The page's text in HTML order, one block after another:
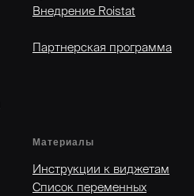
Внедрение Roistat
Партнерская программа
Материалы
Инструкции к виджетам
Список переменных